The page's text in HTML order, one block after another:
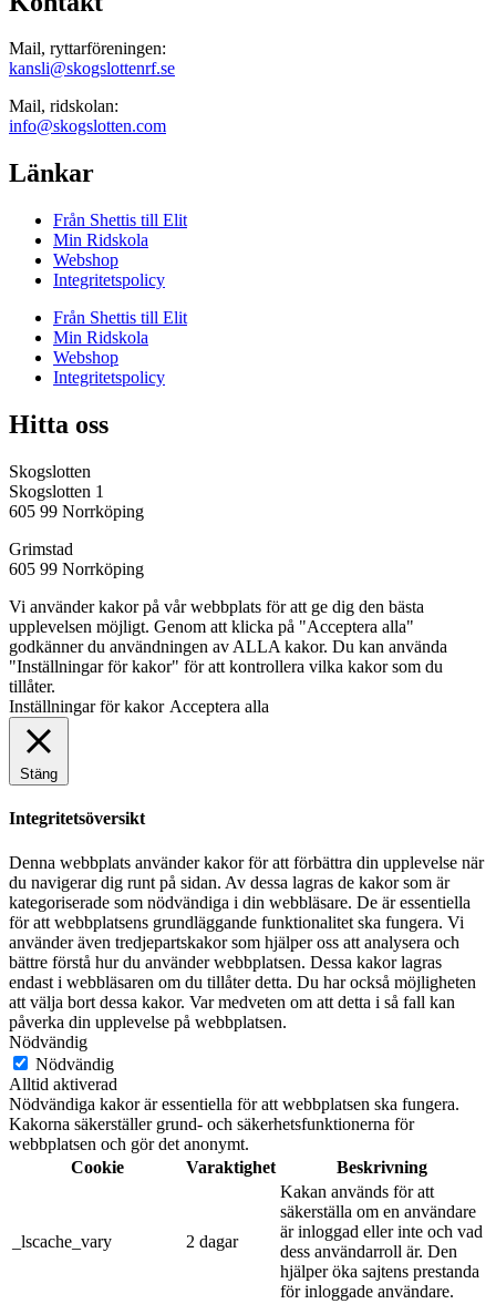
Mail, ryttarföreningen:
kansli@skogslottenrf.se
Mail, ridskolan:
info@skogslotten.com
Länkar
Från Shettis till Elit
Min Ridskola
Webshop
Integritetspolicy
Från Shettis till Elit
Min Ridskola
Webshop
Integritetspolicy
Hitta oss
Skogslotten
Skogslotten 1
605 99 Norrköping
Grimstad
605 99 Norrköping
Vi använder kakor på vår webbplats för att ge dig den bästa
upplevelsen möjligt. Genom att klicka på "Acceptera alla"
godkänner du användningen av ALLA kakor. Du kan använda
"Inställningar för kakor" för att kontrollera vilka kakor som du
tillåter.
Inställningar för kakor Acceptera alla
Stäng
Integritetsöversikt
Denna webbplats använder kakor för att förbättra din upplevelse när
du navigerar dig runt på sidan. Av dessa lagras de kakor som är
kategoriserade som nödvändiga i din webbläsare. De är essentiella
för att webbplatsens grundläggande funktionalitet ska fungera. Vi
använder även tredjepartskakor som hjälper oss att analysera och
bättre förstå hur du använder webbplatsen. Dessa kakor lagras
endast i webbläsaren om du tillåter detta. Du har också möjligheten
att välja bort dessa kakor. Var medveten om att detta i så fall kan
påverka din upplevelse på webbplatsen.
Nödvändig
Nödvändig
Alltid aktiverad
Nödvändiga kakor är essentiella för att webbplatsen ska fungera.
Kakorna säkerställer grund- och säkerhetsfunktionerna för
webbplatsen och gör det anonymt.
Cookie
Varaktighet Beskrivning
_lscache_vary 2 dagar
Kakan används för att
säkerställa om en användare
är inloggad eller inte och vad
dess användarroll är. Den
hjälper öka sajtens prestanda
för inloggade användare.